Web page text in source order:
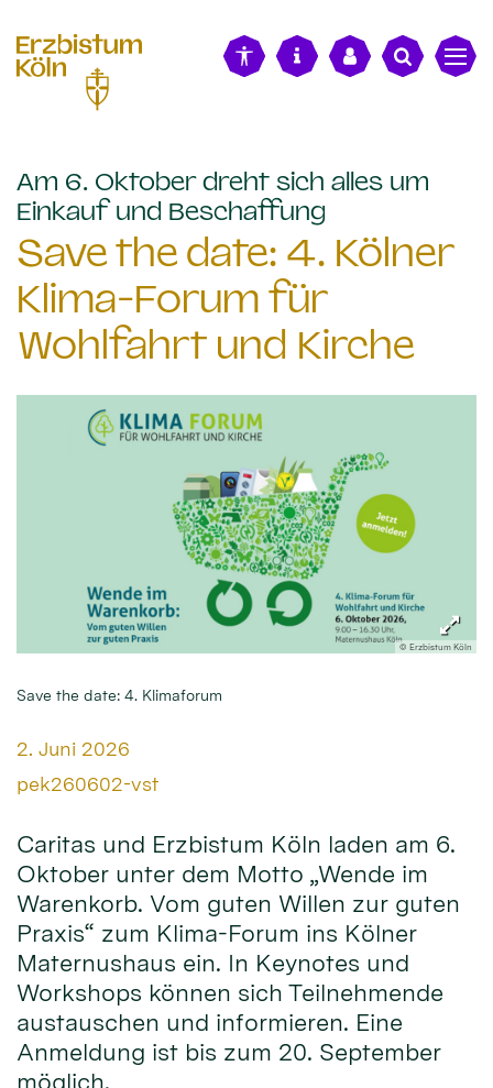
Am 6. Oktober dreht sich alles um
Einkauf und Beschaffung
Save the date: 4. Kölner
Klima-Forum für
Wohlfahrt und Kirche
© Erzbistum Köln
Save the date: 4. Klimaforum
Datum:
2. Juni 2026
Von:
pek260602-vst
Caritas und Erzbistum Köln laden am 6.
Oktober unter dem Motto „Wende im
Warenkorb. Vom guten Willen zur guten
Praxis“ zum Klima-Forum ins Kölner
Maternushaus ein. In Keynotes und
Workshops können sich Teilnehmende
austauschen und informieren. Eine
Anmeldung ist bis zum 20. September
möglich.